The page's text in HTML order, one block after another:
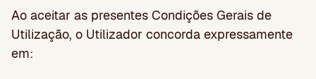
Ao aceitar as presentes Condições Gerais de
Utilização, o Utilizador concorda expressamente
em: